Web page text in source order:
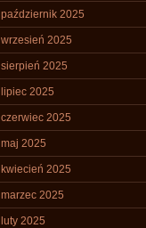
październik 2025
wrzesień 2025
sierpień 2025
lipiec 2025
czerwiec 2025
maj 2025
kwiecień 2025
marzec 2025
luty 2025